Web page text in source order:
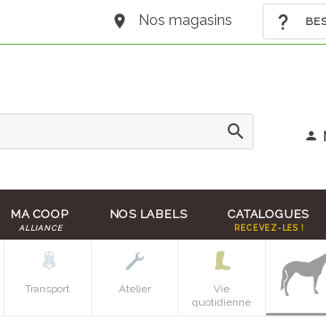
Nos magasins
MA COOP
ALLIANCE
NOS LABELS CATALOGUES
RECEVEZ-LES !
Transport Atelier
Vie
quotidienne